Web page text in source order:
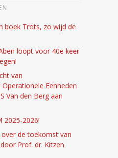
boek Trots, zo wijd de
loopt voor 40e keer
van
Eenheden
Van den Berg aan
2025-2026!
de toekomst van
Prof. dr. Kitzen